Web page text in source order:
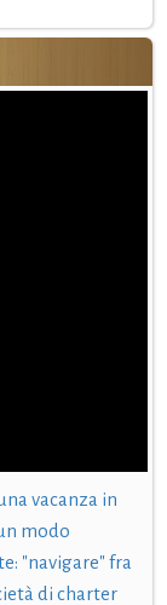
vacanza in
modo
"navigare" fra
di charter